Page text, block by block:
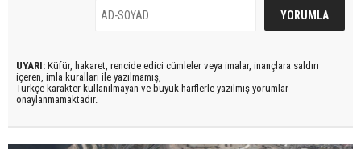
UYARI: Küfür, hakaret, rencide edici cümleler veya imalar, inançlara saldırı
içeren, imla kuralları ile yazılmamış,
Türkçe karakter kullanılmayan ve büyük harflerle yazılmış yorumlar
onaylanmamaktadır.